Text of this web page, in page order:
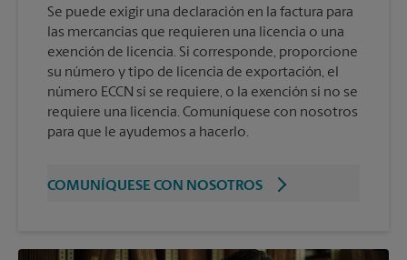
Se puede exigir una declaración en la factura para
las mercancías que requieren una licencia o una
exención de licencia. Si corresponde, proporcione
su número y tipo de licencia de exportación, el
número ECCN si se requiere, o la exención si no se
requiere una licencia. Comuníquese con nosotros
para que le ayudemos a hacerlo.
COMUNÍQUESE CON NOSOTROS